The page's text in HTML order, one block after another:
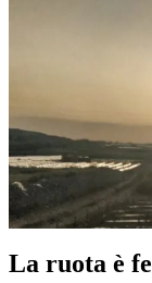
La ruota è